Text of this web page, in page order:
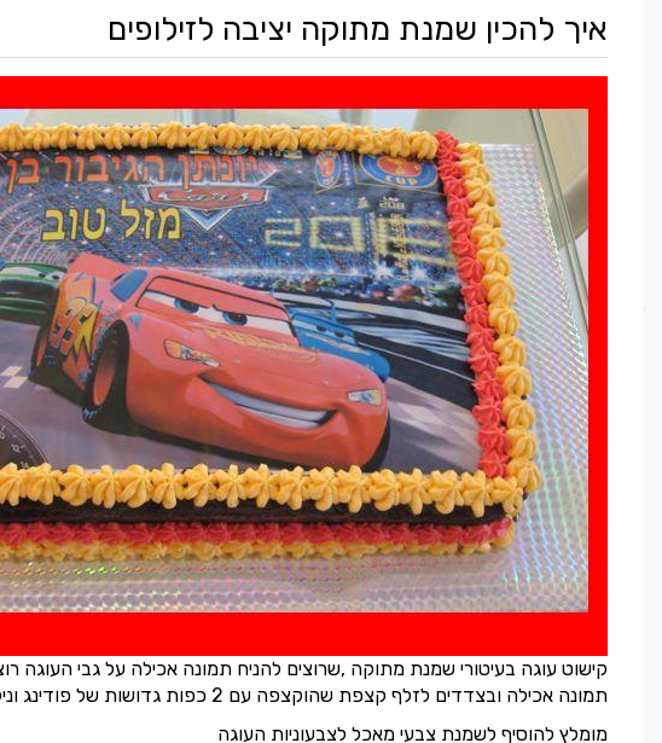
איך להכין שמנת מתוקה יציבה לזילופים
קישוט עוגה בעיטורי שמנת מתוקה ,שרוצים להניח תמונה אכילה על גבי העוגה
תמונה אכילה ובצדדים לזלף קצפת שהוקצפה עם 2 כפות גדושות של פודינג וניל.זה הסוד!
מומלץ להוסיף לשמנת צבעי מאכל לצבעוניות העוגה